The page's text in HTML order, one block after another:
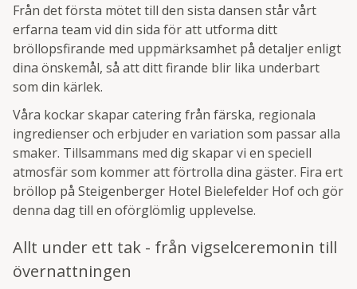
Från det första mötet till den sista dansen står vårt
erfarna team vid din sida för att utforma ditt
bröllopsfirande med uppmärksamhet på detaljer enligt
dina önskemål, så att ditt firande blir lika underbart
som din kärlek.
Våra kockar skapar catering från färska, regionala
ingredienser och erbjuder en variation som passar alla
smaker. Tillsammans med dig skapar vi en speciell
atmosfär som kommer att förtrolla dina gäster. Fira ert
bröllop på Steigenberger Hotel Bielefelder Hof och gör
denna dag till en oförglömlig upplevelse.
Allt under ett tak - från vigselceremonin till
övernattningen